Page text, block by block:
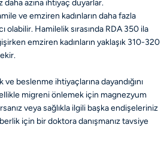
daha azına ihtiyaç duyarlar.
ve emziren kadınların daha fazla
olabilir. Hamilelik sırasında RDA 350 ila
emziren kadınların yaklaşık 310-320
beslenme ihtiyaçlarına dayandığını
migreni önlemek için magnezyum
veya sağlıkla ilgili başka endişeleriniz
için bir doktora danışmanız tavsiye